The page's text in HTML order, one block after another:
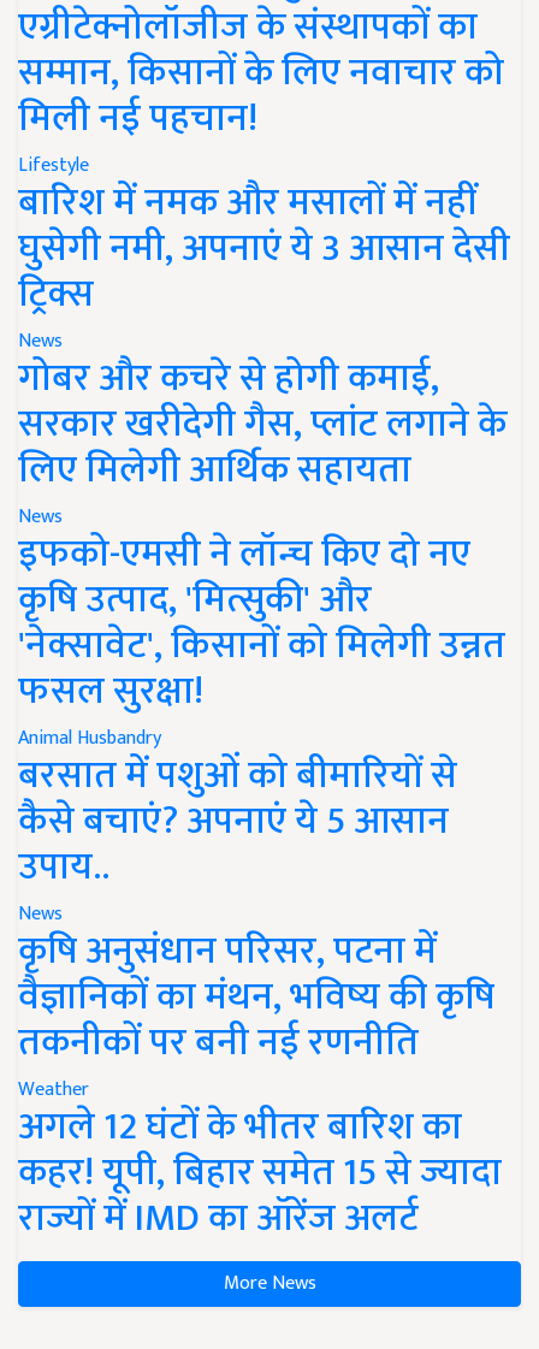
एग्रीटेक्नोलॉजीज के संस्थापकों का
सम्मान, किसानों के लिए नवाचार को
मिली नई पहचान!
Lifestyle
बारिश में नमक और मसालों में नहीं
घुसेगी नमी, अपनाएं ये 3 आसान देसी
ट्रिक्स
News
गोबर और कचरे से होगी कमाई,
सरकार खरीदेगी गैस, प्लांट लगाने के
लिए मिलेगी आर्थिक सहायता
News
इफको-एमसी ने लॉन्च किए दो नए
कृषि उत्पाद, 'मित्सुकी' और
'नेक्सावेट', किसानों को मिलेगी उन्नत
फसल सुरक्षा!
Animal Husbandry
बरसात में पशुओं को बीमारियों से
कैसे बचाएं? अपनाएं ये 5 आसान
उपाय..
News
कृषि अनुसंधान परिसर, पटना में
वैज्ञानिकों का मंथन, भविष्य की कृषि
तकनीकों पर बनी नई रणनीति
Weather
अगले 12 घंटों के भीतर बारिश का
कहर! यूपी, बिहार समेत 15 से ज्यादा
राज्यों में IMD का ऑरेंज अलर्ट
More News